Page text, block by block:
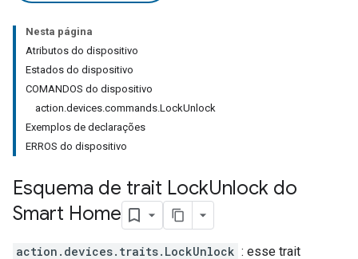
Nesta página
Atributos do dispositivo
Estados do dispositivo
COMANDOS do dispositivo
action.devices.commands.LockUnlock
Exemplos de declarações
ERROS do dispositivo
Esquema de trait LockUnlock do
Smart Home
action.devices.traits.LockUnlock : esse trait